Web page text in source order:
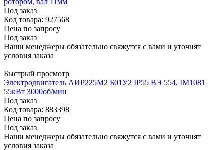
Под заказ
Код товара: 927568
Цена по запросу
Под заказ
Наши менеджеры обязательно свяжутся с вами и уточнят
условия заказа
Быстрый просмотр
Электродвигатель АИР225М2 Б01У2 IP55 ВЭ 554, IM1081
55кВт 3000об/мин
Под заказ
Код товара: 883398
Цена по запросу
Под заказ
Наши менеджеры обязательно свяжутся с вами и уточнят
условия заказа